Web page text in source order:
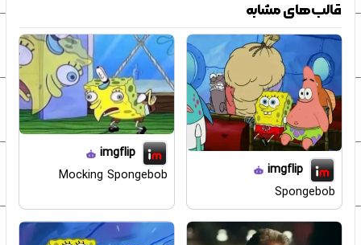
قالب‌های مشابه
imgflip
Spongebob
imgflip
Mocking Spongebob